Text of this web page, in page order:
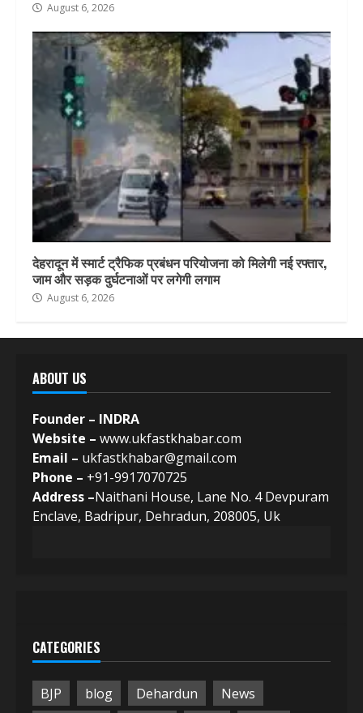
August 6, 2026
देहरादून में स्मार्ट ट्रैफिक प्रबंधन परियोजना को मिलेगी नई रफ्तार,
जाम और सड़क दुर्घटनाओं पर लगेगी लगाम
August 6, 2026
ABOUT US
Founder – INDRA
Website – www.ukfastkhabar.com
Email – ukfastkhabar@gmail.com
Phone – +91-9917070725
Address –Naithani House, Lane No. 4 Devpuram
Enclave, Badripur, Dehradun, 208005, Uk
CATEGORIES
BJP blog Dehardun
News